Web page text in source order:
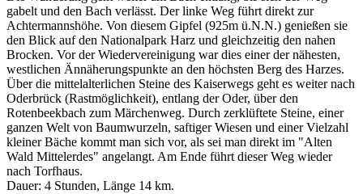
gabelt und den Bach verlässt. Der linke Weg führt direkt zur
Achtermannshöhe. Von diesem Gipfel (925m ü.N.N.) genießen sie
den Blick auf den Nationalpark Harz und gleichzeitig den nahen
Brocken. Vor der Wiedervereinigung war dies einer der nähesten,
westlichen Ännäherungspunkte an den höchsten Berg des Harzes.
Über die mittelalterlichen Steine des Kaiserwegs geht es weiter nach
Oderbrück (Rastmöglichkeit), entlang der Oder, über den
Rotenbeekbach zum Märchenweg. Durch zerklüftete Steine, einer
ganzen Welt von Baumwurzeln, saftiger Wiesen und einer Vielzahl
kleiner Bäche kommt man sich vor, als sei man direkt im "Alten
Wald Mittelerdes" angelangt. Am Ende führt dieser Weg wieder
nach Torfhaus.
Dauer: 4 Stunden, Länge 14 km.